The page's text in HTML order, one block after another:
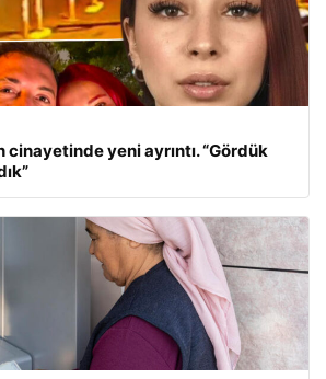
cinayetinde yeni ayrıntı. “Gördük